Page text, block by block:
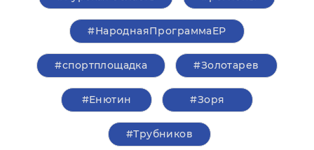
#НароднаяПрограммаЕР
#спортплощадка #Золотарев
#Енютин #Зоря
#Трубников